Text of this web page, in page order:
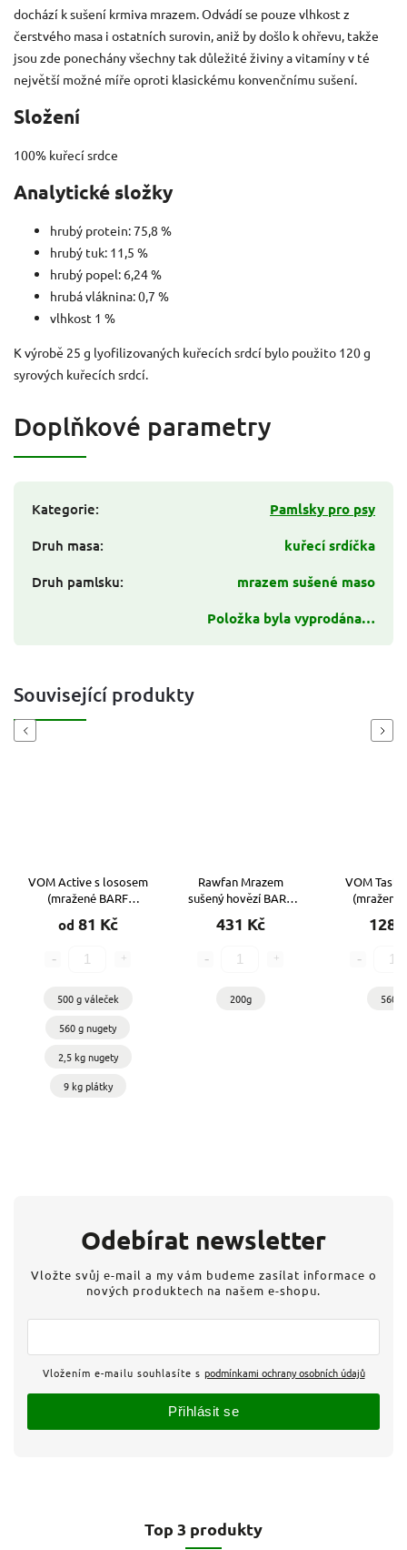
dochází k sušení krmiva mrazem. Odvádí se pouze vlhkost z
čerstvého masa i ostatních surovin, aniž by došlo k ohřevu, takže
jsou zde ponechány všechny tak důležité živiny a vitamíny v té
největší možné míře oproti klasickému konvenčnímu sušení.
Složení
100% kuřecí srdce
Analytické složky
hrubý protein: 75,8 %
hrubý tuk: 11,5 %
hrubý popel: 6,24 %
hrubá vláknina: 0,7 %
vlhkost 1 %
K výrobě 25 g lyofilizovaných kuřecích srdcí bylo použito 120 g
syrových kuřecích srdcí.
Doplňkové parametry
Kategorie:
Pamlsky pro psy
Druh masa:
kuřecí srdíčka
Druh pamlsku:
mrazem sušené maso
Položka byla vyprodána…
Související produkty
Previous
VOM Active s lososem
(mražené BARF
od 81 Kč
500 g váleček
560 g nugety
2,5 kg nugety
9 kg plátky
Rawfan Mrazem
sušený hovězí BARF
kompletní
431 Kč
200g
VOM Taste
(mražené
128
560 g
Next
Top 3 produkty
Odebírat newsletter
Vložte svůj e-mail a my vám budeme zasílat informace o
nových produktech na našem e-shopu.
Vložením e-mailu souhlasíte s podmínkami ochrany osobních údajů
Přihlásit se